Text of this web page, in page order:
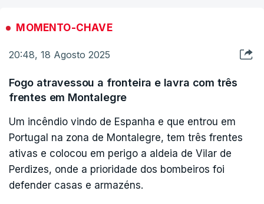
MOMENTO-CHAVE
20:48, 18 Agosto 2025
Fogo atravessou a fronteira e lavra com três
frentes em Montalegre
Um incêndio vindo de Espanha e que entrou em
Portugal na zona de Montalegre, tem três frentes
ativas e colocou em perigo a aldeia de Vilar de
Perdizes, onde a prioridade dos bombeiros foi
defender casas e armazéns.